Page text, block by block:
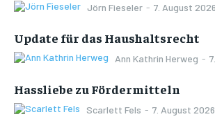
Jörn Fieseler - 7. August 2026
Update für das Haushaltsrecht
Ann Kathrin Herweg -
Hassliebe zu Fördermitteln
Scarlett Fels - 7. August 2026